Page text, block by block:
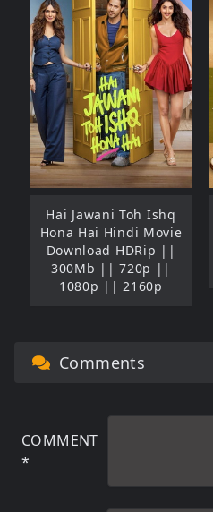
Hai Jawani Toh Ishq
Hona Hai Hindi Movie
Download HDRip ||
300Mb || 720p ||
1080p || 2160p
Comments
COMMENT
*